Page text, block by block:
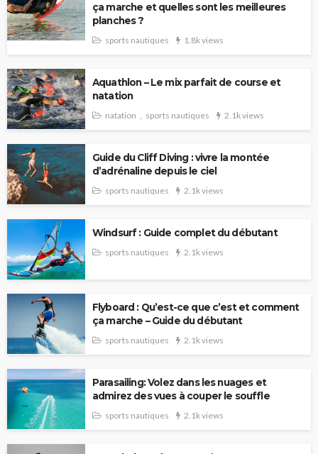
ça marche et quelles sont les meilleures
planches ?
sports nautiques 1.8k views
Aquathlon – Le mix parfait de course et
natation
natation sports nautiques 2.1k views
Guide du Cliff Diving : vivre la montée
d’adrénaline depuis le ciel
sports nautiques 2.1k views
Windsurf : Guide complet du débutant
sports nautiques 2.1k views
Flyboard : Qu’est-ce que c’est et comment
ça marche – Guide du débutant
sports nautiques 2.1k views
Parasailing: Volez dans les nuages ​​et
admirez des vues à couper le souffle
sports nautiques 2.1k views